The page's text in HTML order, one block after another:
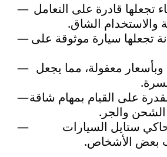
تجعلها قادرة على التعامل
والاستخدام الشاق.
تجعلها سيارة موثوقة على
وبأسعار معقولة، مما يجعل
على القيام بمهام شاقة
الشحن والجر.
ستايل السيارات
بعض الأشخاص.